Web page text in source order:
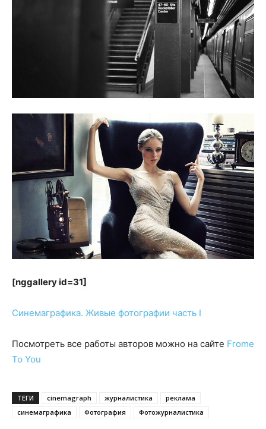
[nggallery id=31]
Синемаграфика. Живые фотографии часть I
Посмотреть все работы авторов можно на сайте Frome
To You
ТЕГИ cinemagraph журналистика
реклама
синемаграфика
Фотография Фотожурналистика